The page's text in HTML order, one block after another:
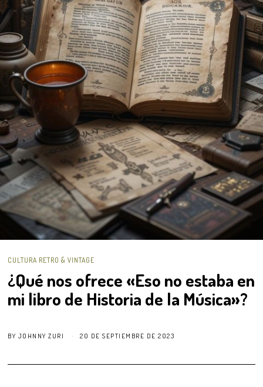
CULTURA RETRO & VINTAGE
¿Qué nos ofrece «Eso no estaba en
mi libro de Historia de la Música»?
BY JOHNNY ZURI 20 DE SEPTIEMBRE DE 2023